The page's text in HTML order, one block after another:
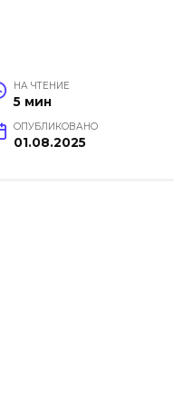
НА ЧТЕНИЕ
5 мин
ОПУБЛИКОВАНО
01.08.2025